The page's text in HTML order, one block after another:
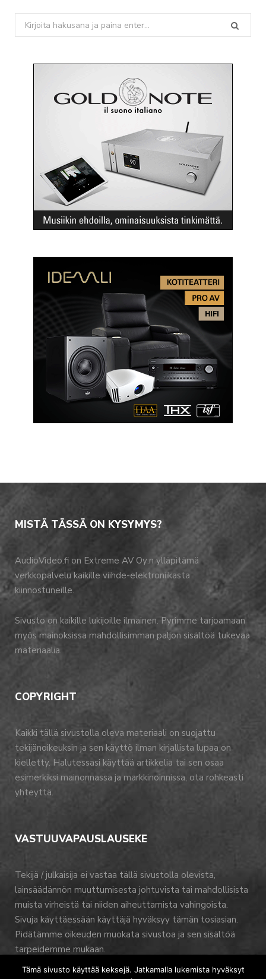
Search
for:
MISTÄ TÄSSÄ ON KYSYMYS?
AudioVideo.fi on Extreme AV Oy:n ylläpitämä
verkkopalvelu kaikille viihde-elektroniikasta
kiinnostuneille.
Sivusto on kaikille lukijoille ilmainen. Pyrimme tarjoamaan
myös mainoksissa mahdollisimman paljon sisältöä tukevaa
materiaalia.
COPYRIGHT
Kaikki tällä sivustolla oleva materiaali on suojattu
tekijänoikeuksin ja sen käyttö ilman kirjallista lupaa on
kielletty. Halutessasi käyttää artikkelia tai sen osaa
esimerkiksi mainonnassa ja markkinoinnissa, ota rohkeasti
yhteyttä.
VASTUUVAPAUSLAUSEKE
Tekijä / julkaisija ei vastaa tällä sivustolla olevista,
lainsäädännön muuttumisesta johtuvista tai mahdollisista
muista virheistä tai niiden aiheuttamista vahingoista.
Sivuja käyttäessään käyttäjä hyväksyy tämän tosiasian.
Pidätämme oikeuden muokata sivustoa ja sen sisältöä
tarpeidemme mukaan.
Tämä sivusto käyttää keksejä. Jatkamalla lukemista hyväksyt